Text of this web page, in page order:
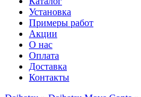
Установка
Примеры работ
Акции
О нас
Оплата
Доставка
Контакты